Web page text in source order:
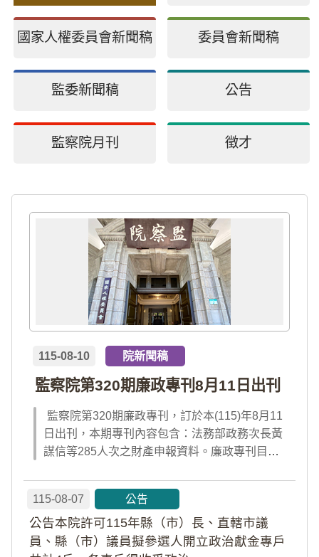
國家人權委員會新聞稿 委員會新聞稿
監委新聞稿 公告
監察院月刊 徵才
監察院第320期廉政專刊8月11日出刊
115-08-10 院新聞稿
監察院第320期廉政專刊，訂於本(115)年8月11
日出刊，本期專刊內容包含：法務部政務次長黃
謀信等285人次之財產申報資料。廉政專刊目次
網」查閱；專刊完整內容，請於出刊當日點選首
頁「公告園地」內「廉政專刊電子書」及「財產
申報公告資料」查閱。
115-08-07 公告
公告本院許可115年縣（市）長、直轄市議
員、縣（市）議員擬參選人開立政治獻金專戶